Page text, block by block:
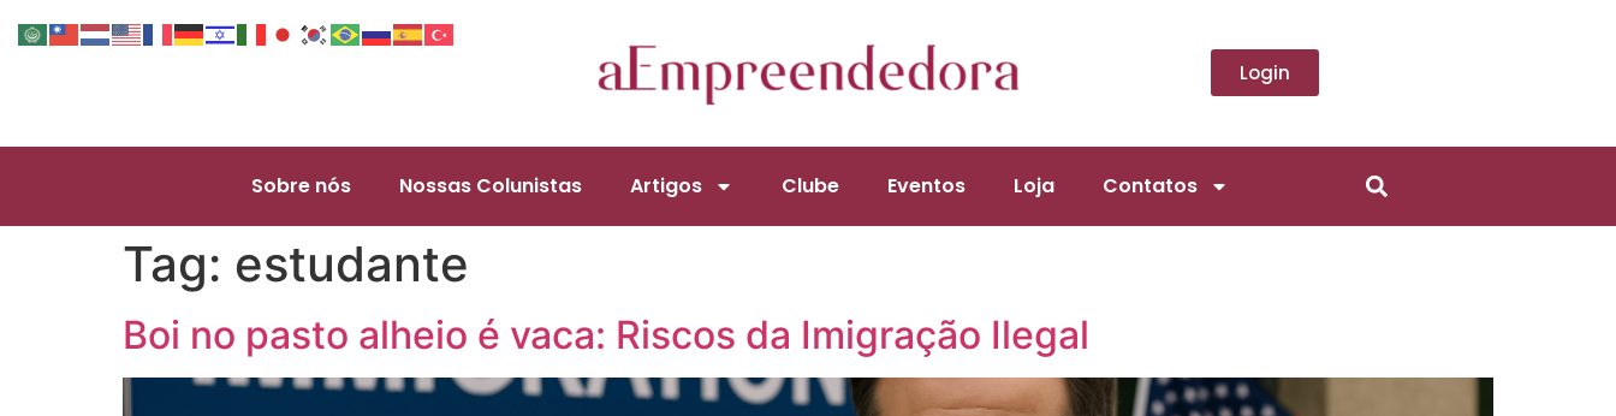
Login
Sobre nós Nossas Colunistas Artigos Clube Eventos Loja Contatos
Tag: estudante
Boi no pasto alheio é vaca: Riscos da Imigração Ilegal